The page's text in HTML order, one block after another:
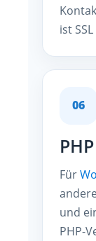
ist
06
Für
und
PHP-